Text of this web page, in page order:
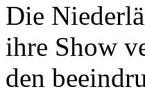
Die
ihre Show
den